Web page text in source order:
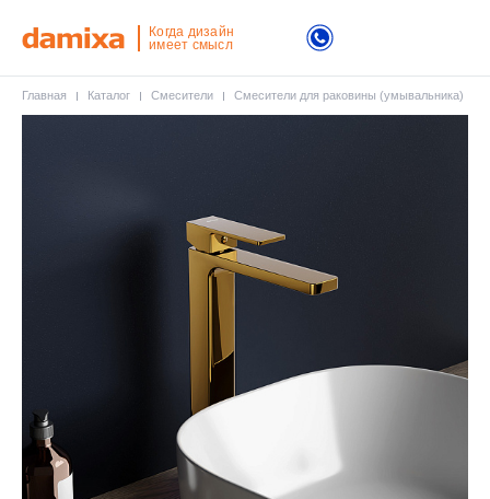
Когда дизайн
имеет смысл
Главная Каталог Смесители Смесители для раковины (умывальника)